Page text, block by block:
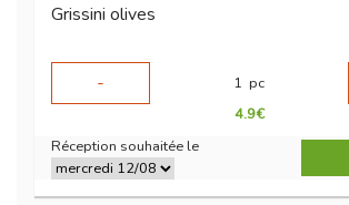
Grissini olives
-
1 pc
4.9€
Réception souhaitée le